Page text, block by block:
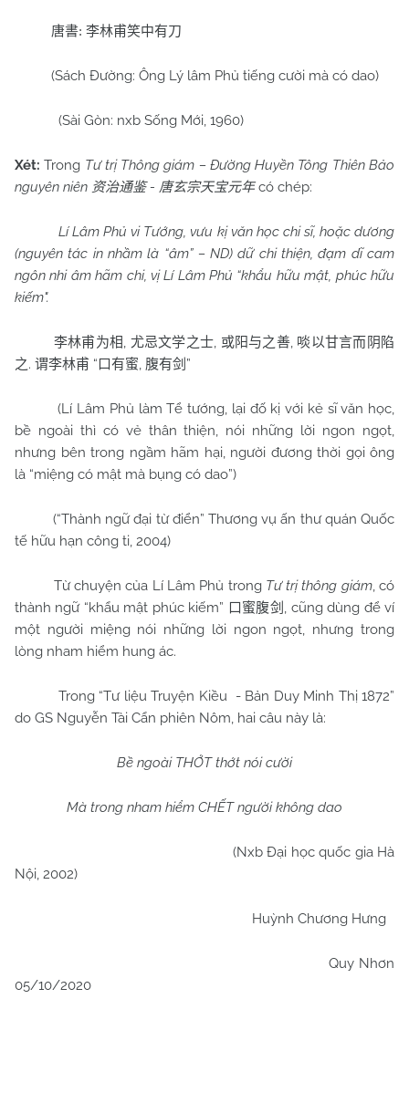
唐書: 李林甫笑中有刀
(Sách Đường: Ông Lý lâm Phủ tiếng cười mà có dao)
(Sài Gòn: nxb Sống Mới, 1960)
Xét: Trong Tư trị Thông giám – Đường Huyền Tông Thiên Bảo
nguyên niên 资治通鉴- 唐玄宗天宝元年 có chép:
Lí Lâm Phủ vi Tướng, vưu kị văn học chi sĩ, hoặc dương
(nguyên tác in nhầm là “âm” – ND) dữ chi thiện, đạm dĩ cam
ngôn nhi âm hãm chi, vị Lí Lâm Phủ “khẩu hữu mật, phúc hữu
kiếm".
李林甫为相, 尤忌文学之士, 或阳与之善, 啖以甘言而阴陷
之. 谓李林甫 “ 口有蜜, 腹有剑 ”
(Lí Lâm Phủ làm Tể tướng, lại đố kị với kẻ sĩ văn học,
bề ngoài thì có vẻ thân thiện, nói những lời ngon ngọt,
nhưng bên trong ngầm hãm hại, người đương thời gọi ông
là “miệng có mật mà bụng có dao”)
(“Thành ngữ đại từ điển” Thương vụ ấn thư quán Quốc
tế hữu hạn công ti, 2004)
Từ chuyện của Lí Lâm Phủ trong Tư trị thông giám, có
thành ngữ “khẩu mật phúc kiếm” 口蜜腹剑 , cũng dùng để ví
một người miệng nói những lời ngon ngọt, nhưng trong
lòng nham hiểm hung ác.
Trong “Tư liệu Truyện Kiều
- Bản Duy Minh Thị 1872”
do GS Nguyễn Tài Cẩn phiên Nôm, hai câu này là:
Bề ngoài THỚT thớt nói cười
Mà trong nham hiểm CHẾT người không dao
(Nxb Đại học quốc gia Hà
Nội, 2002)
Huỳnh Chương Hưng
Quy Nhơn
05/10/2020